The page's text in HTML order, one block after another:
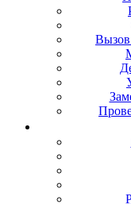
Вызов